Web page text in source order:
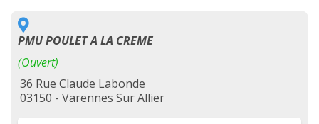
PMU POULET A LA CREME
(Ouvert)
36 Rue Claude Labonde
03150 - Varennes Sur Allier